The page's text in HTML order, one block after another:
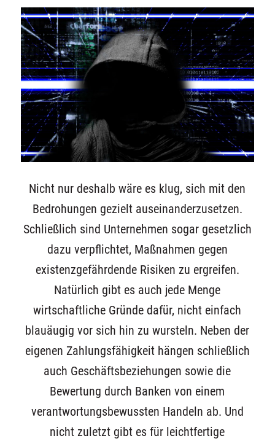
Nicht nur deshalb wäre es klug, sich mit den
Bedrohungen gezielt auseinanderzusetzen.
Schließlich sind Unternehmen sogar gesetzlich
dazu verpflichtet, Maßnahmen gegen
existenzgefährdende Risiken zu ergreifen.
Natürlich gibt es auch jede Menge
wirtschaftliche Gründe dafür, nicht einfach
blauäugig vor sich hin zu wursteln. Neben der
eigenen Zahlungsfähigkeit hängen schließlich
auch Geschäftsbeziehungen sowie die
Bewertung durch Banken von einem
verantwortungsbewussten Handeln ab. Und
nicht zuletzt gibt es für leichtfertige